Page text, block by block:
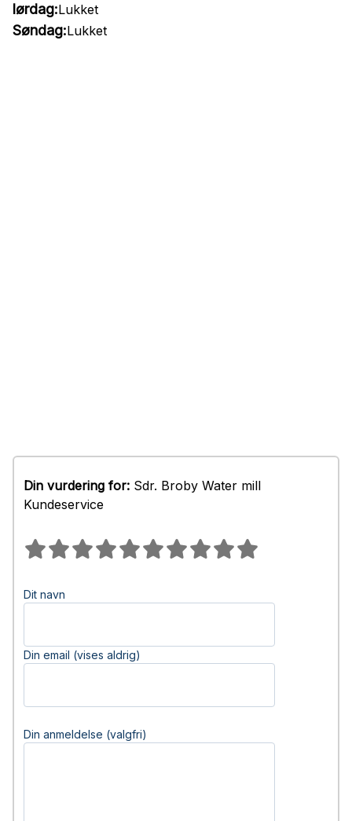
lørdag:Lukket
Søndag:Lukket
Din vurdering for: Sdr. Broby Water mill
Kundeservice
Dit navn
Din email (vises aldrig)
Din anmeldelse (valgfri)